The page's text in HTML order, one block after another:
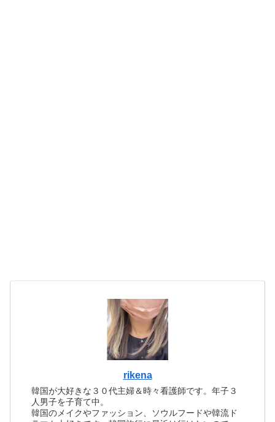
rikena
韓国が大好きな３０代主婦＆時々看護師です。年子３
人男子を子育て中。
韓国のメイクやファッション、ソウルフードや韓流ド